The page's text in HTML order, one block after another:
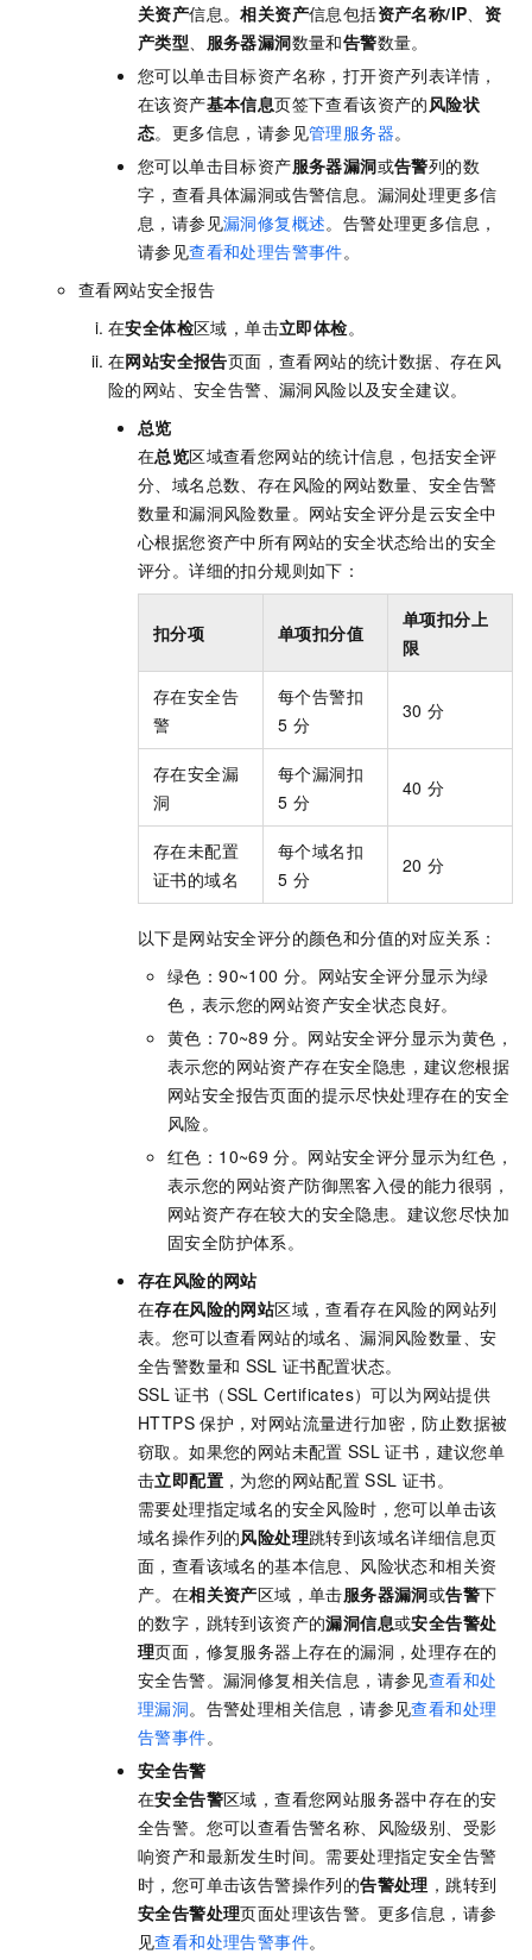
关资产信息。相关资产信息包括资产名称/IP、 资
产类型、 服务器漏洞数量和告警数量。
您可以单击目标资产名称，打开资产列表详情，
在该资产基本信息页签下查看该资产的风险状
态。更多信息，请参见管理服务器。
您可以单击目标资产服务器漏洞或告警列的数
字，查看具体漏洞或告警信息。漏洞处理更多信
息，请参见漏洞修复概述。告警处理更多信息，
请参见查看和处理告警事件。
查看网站安全报告
在安全体检区域，单击立即体检。
在网站安全报告页面，查看网站的统计数据、存在风
险的网站、安全告警、漏洞风险以及安全建议。
总览
在总览区域查看您网站的统计信息，包括安全评
分、域名总数、存在风险的网站数量、安全告警
数量和漏洞风险数量。网站安全评分是云安全中
心根据您资产中所有网站的安全状态给出的安全
评分。详细的扣分规则如下：
扣分项 单项扣分值
单项扣分上
限
存在安全告
警
每个告警扣
5 分
30 分
存在安全漏
洞
每个漏洞扣
5 分
40 分
存在未配置
证书的域名
每个域名扣
5 分
20 分
以下是网站安全评分的颜色和分值的对应关系：
绿色：90~100 分。网站安全评分显示为绿
色，表示您的网站资产安全状态良好。
黄色：70~89 分。网站安全评分显示为黄色，
表示您的网站资产存在安全隐患，建议您根据
网站安全报告页面的提示尽快处理存在的安全
风险。
红色：10~69 分。网站安全评分显示为红色，
表示您的网站资产防御黑客入侵的能力很弱，
网站资产存在较大的安全隐患。建议您尽快加
固安全防护体系。
存在风险的网站
在存在风险的网站区域，查看存在风险的网站列
表。您可以查看网站的域名、漏洞风险数量、安
全告警数量和 SSL 证书配置状态。
SSL 证书（SSL Certificates）可以为网站提供
HTTPS 保护，对网站流量进行加密，防止数据被
窃取。如果您的网站未配置 SSL 证书，建议您单
击立即配置 ，为您的网站配置 SSL 证书。
需要处理指定域名的安全风险时，您可以单击该
域名操作列的风险处理跳转到该域名详细信息页
面，查看该域名的基本信息、风险状态和相关资
产。在相关资产区域，单击服务器漏洞或告警下
的数字，跳转到该资产的漏洞信息或安全告警处
理页面，修复服务器上存在的漏洞，处理存在的
安全告警。漏洞修复相关信息，请参见查看和处
理漏洞。告警处理相关信息，请参见查看和处理
告警事件。
安全告警
在安全告警区域，查看您网站服务器中存在的安
全告警。您可以查看告警名称、风险级别、受影
响资产和最新发生时间。需要处理指定安全告警
时，您可单击该告警操作列的告警处理 ，跳转到
安全告警处理页面处理该告警。更多信息，请参
见查看和处理告警事件。